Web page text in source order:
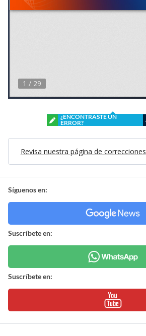
¿ENCONTRASTE UN
ERROR?
Revisa nuestra página de correcciones
Síguenos en:
Suscríbete en:
Suscríbete en: